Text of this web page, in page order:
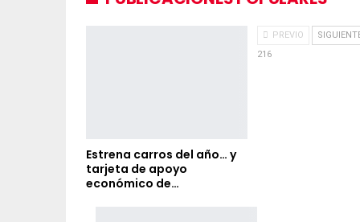
Estrena carros del año… y
tarjeta de apoyo
económico de…
PREVIO
216